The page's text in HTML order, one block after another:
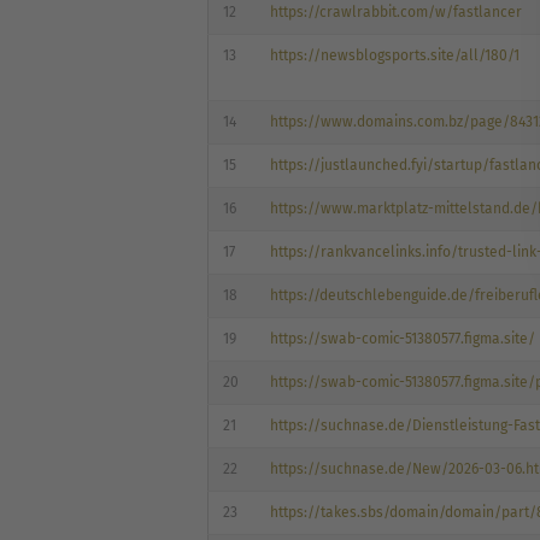
12 https://crawlrabbit.com/w/fastlancer
13 https://newsblogsports.site/all/180/1
14 https://www.domains.com.bz/page/
15 https://justlaunched.fyi/startup/
16 https://www.marktplatz-mittelstand.de/
17 https://rankvancelinks.info/trusted-
18 https://deutschlebenguide.de/
19 https://swab-comic-51380577.figma.site/
20 https://swab-comic-
21 https://suchnase.de/Dienstleistung-
22 https://suchnase.de/New/2026-03-
23 https://takes.sbs/domain/domain/part/